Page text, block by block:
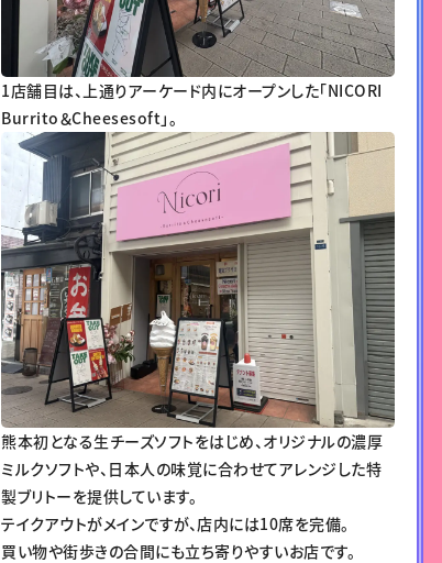
1店舗目は、上通りアーケード内にオープンした「NICORI
Burrito＆Cheesesoft」。
熊本初となる生チーズソフトをはじめ、オリジナルの濃厚
ミルクソフトや、日本人の味覚に合わせてアレンジした特
製ブリトーを提供しています。
テイクアウトがメインですが、店内には10席を完備。
買い物や街歩きの合間にも立ち寄りやすいお店です。